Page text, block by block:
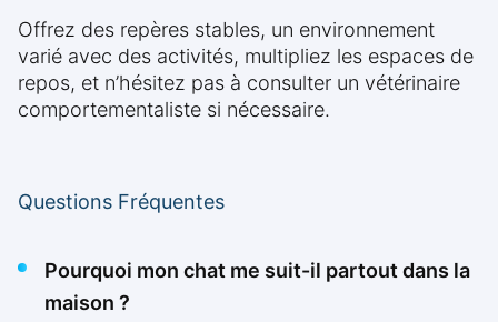
Offrez des repères stables, un environnement
varié avec des activités, multipliez les espaces de
repos, et n’hésitez pas à consulter un vétérinaire
comportementaliste si nécessaire.
Questions Fréquentes
Pourquoi mon chat me suit-il partout dans la
maison ?